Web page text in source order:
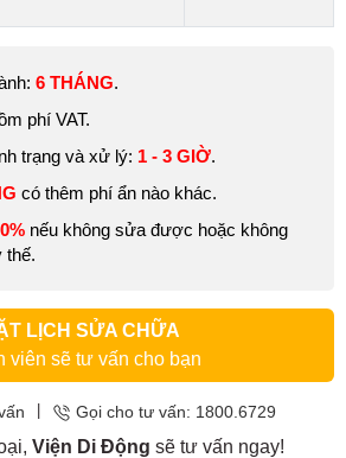
6 THÁNG.
phí VAT.
trạng và xử lý: 1 - 3 GIỜ.
có thêm phí ẩn nào khác.
nếu không sửa được hoặc không
thế.
LỊCH SỬA CHỮA
viên sẽ tư vấn cho bạn
Gọi cho tư vấn: 1800.6729
Viện Di Động sẽ tư vấn ngay!